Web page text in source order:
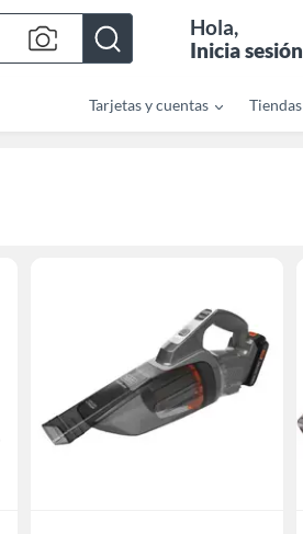
Hola,
Inicia sesión
Tarjetas y cuentas Tiendas